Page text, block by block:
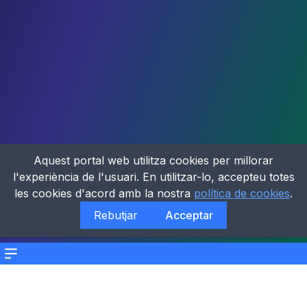
Menu
Aquest portal web utilitza cookies per millorar
l'experiència de l'usuari. En utilitzar-lo, accepteu totes
les cookies d'acord amb la nostra política de cookies.
Rebutjar
Acceptar